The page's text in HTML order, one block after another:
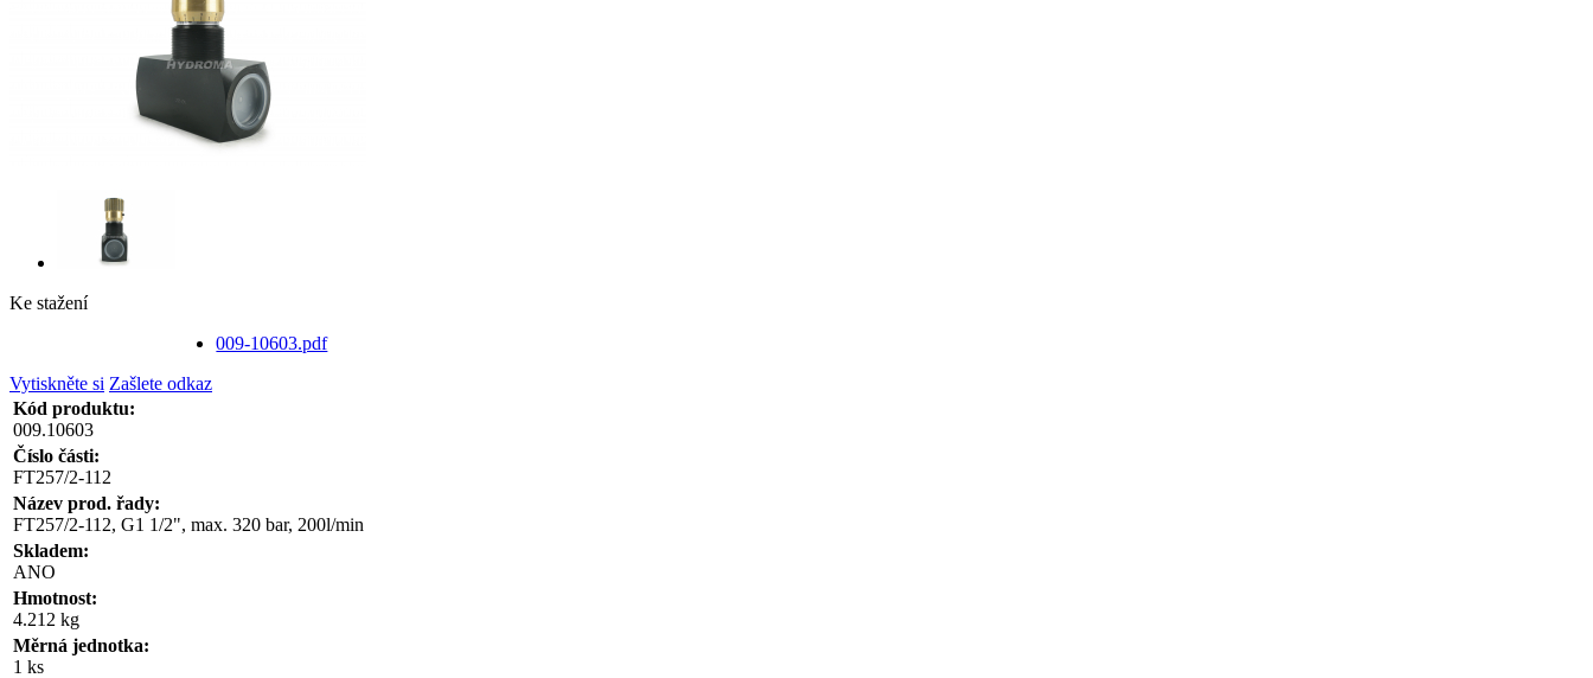
Ke stažení
009-10603.pdf
Vytiskněte si Zašlete odkaz
Kód produktu:
009.10603
Číslo části:
FT257/2-112
Název prod. řady:
FT257/2-112, G1 1/2", max. 320 bar, 200l/min
Skladem:
ANO
Hmotnost:
4.212 kg
Měrná jednotka:
1 ks